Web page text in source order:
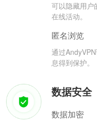
可以隐藏用户
在线活动。
匿名浏览
通过
息得到保护。
数据安全
数据加密